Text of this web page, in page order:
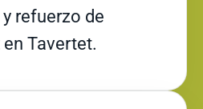
refuerzo de
Tavertet.